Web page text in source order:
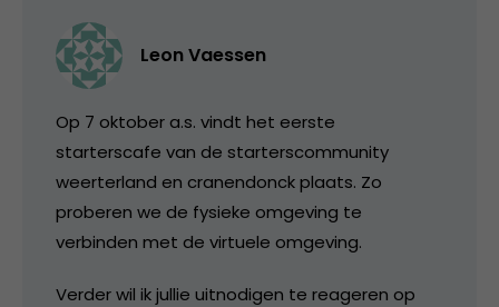
Leon Vaessen
Op 7 oktober a.s. vindt het eerste
starterscafe van de starterscommunity
weerterland en cranendonck plaats. Zo
proberen we de fysieke omgeving te
verbinden met de virtuele omgeving.
Verder wil ik jullie uitnodigen te reageren op